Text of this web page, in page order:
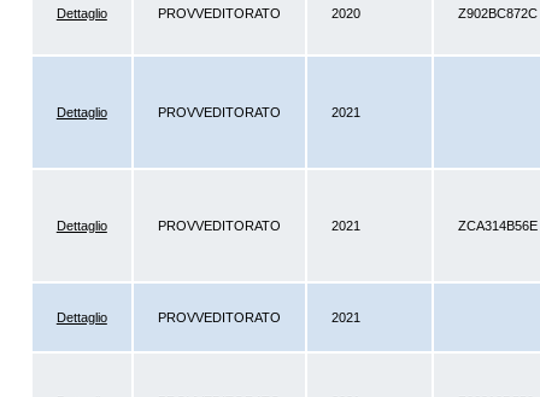
Dettaglio PROVVEDITORATO 2020 Z902BC872C
Dettaglio PROVVEDITORATO 2021
Dettaglio PROVVEDITORATO 2021 ZCA314B56E
Dettaglio PROVVEDITORATO 2021